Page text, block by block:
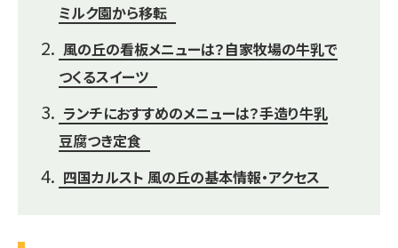
ミルク園から移転
風の丘の看板メニューは？自家牧場の牛乳で
つくるスイーツ
ランチにおすすめのメニューは？手造り牛乳
豆腐つき定食
四国カルスト 風の丘の基本情報・アクセス